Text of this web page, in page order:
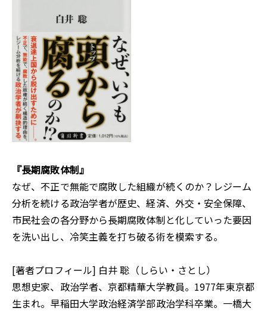
『長期腐敗体制』
なぜ、不正で無能で腐敗した組織が続くのか？レジーム
分析を続ける政治学者が歴史、経済、外交・安全保障、
市民社会の各分野から長期腐敗体制と化していった要因
を洗い出し、冷笑主義を打ち破る術を模索する。
[著者プロフィール] 白井 聡（しらい・さとし）
思想史家、政治学者、京都精華大学教員。1977年東京都
生まれ。早稲田大学政治経済学部政治学科卒業。一橋大